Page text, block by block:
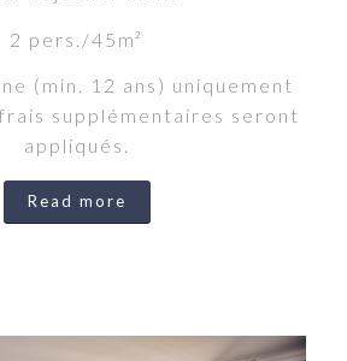
2 pers./45m²
(min. 12 ans) uniquement
supplémentaires seront
appliqués.
Read more